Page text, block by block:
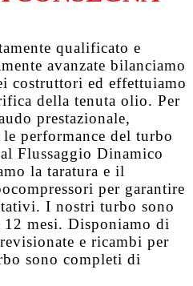
qualificato e
avanzate bilanciamo
costruttori ed effettuiamo
della tenuta olio. Per
prestazionale,
performance del turbo
Flussaggio Dinamico
la taratura e il
per garantire
I nostri turbo sono
12 mesi. Disponiamo di
e ricambi per
sono completi di